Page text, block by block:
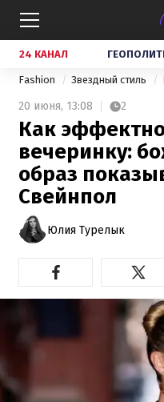
24 КАНАЛ
Fashion Звездный стиль
20 июня, 13:08 2
Как
вечеринку:
образ
Свейнпол
Юлия Турелык